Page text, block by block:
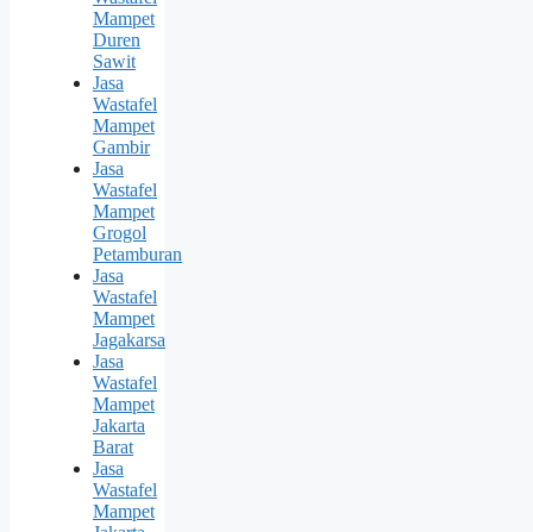
Mampet
Duren
Sawit
Jasa
Wastafel
Mampet
Gambir
Jasa
Wastafel
Mampet
Grogol
Petamburan
Jasa
Wastafel
Mampet
Jagakarsa
Jasa
Wastafel
Mampet
Jakarta
Barat
Jasa
Wastafel
Mampet